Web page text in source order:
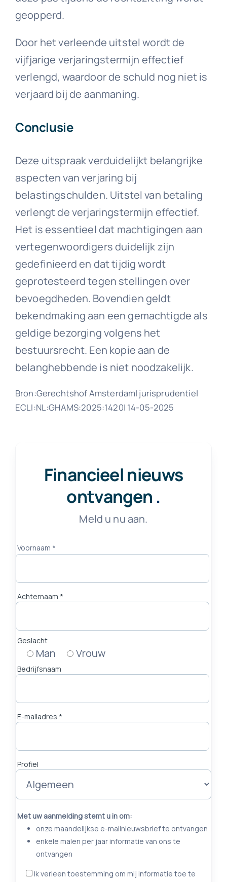
geopperd.
Door het verleende uitstel wordt de
vijfjarige verjaringstermijn effectief
verlengd, waardoor de schuld nog niet is
verjaard bij de aanmaning.
Conclusie
Deze uitspraak verduidelijkt belangrijke
aspecten van verjaring bij
belastingschulden. Uitstel van betaling
verlengt de verjaringstermijn effectief.
Het is essentieel dat machtigingen aan
vertegenwoordigers duidelijk zijn
gedefinieerd en dat tijdig wordt
geprotesteerd tegen stellingen over
bevoegdheden. Bovendien geldt
bekendmaking aan een gemachtigde als
geldige bezorging volgens het
bestuursrecht. Een kopie aan de
belanghebbende is niet noodzakelijk.
Bron:Gerechtshof Amsterdam| jurisprudentie|
ECLI:NL:GHAMS:2025:1420| 14-05-2025
Financieel nieuws
ontvangen .
Meld u nu aan.